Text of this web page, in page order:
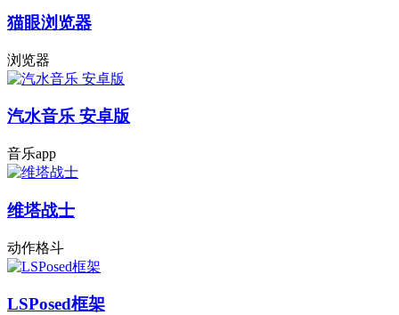
猫眼浏览器
浏览器
汽水音乐 安卓版
音乐app
维塔战士
动作格斗
LSPosed框架